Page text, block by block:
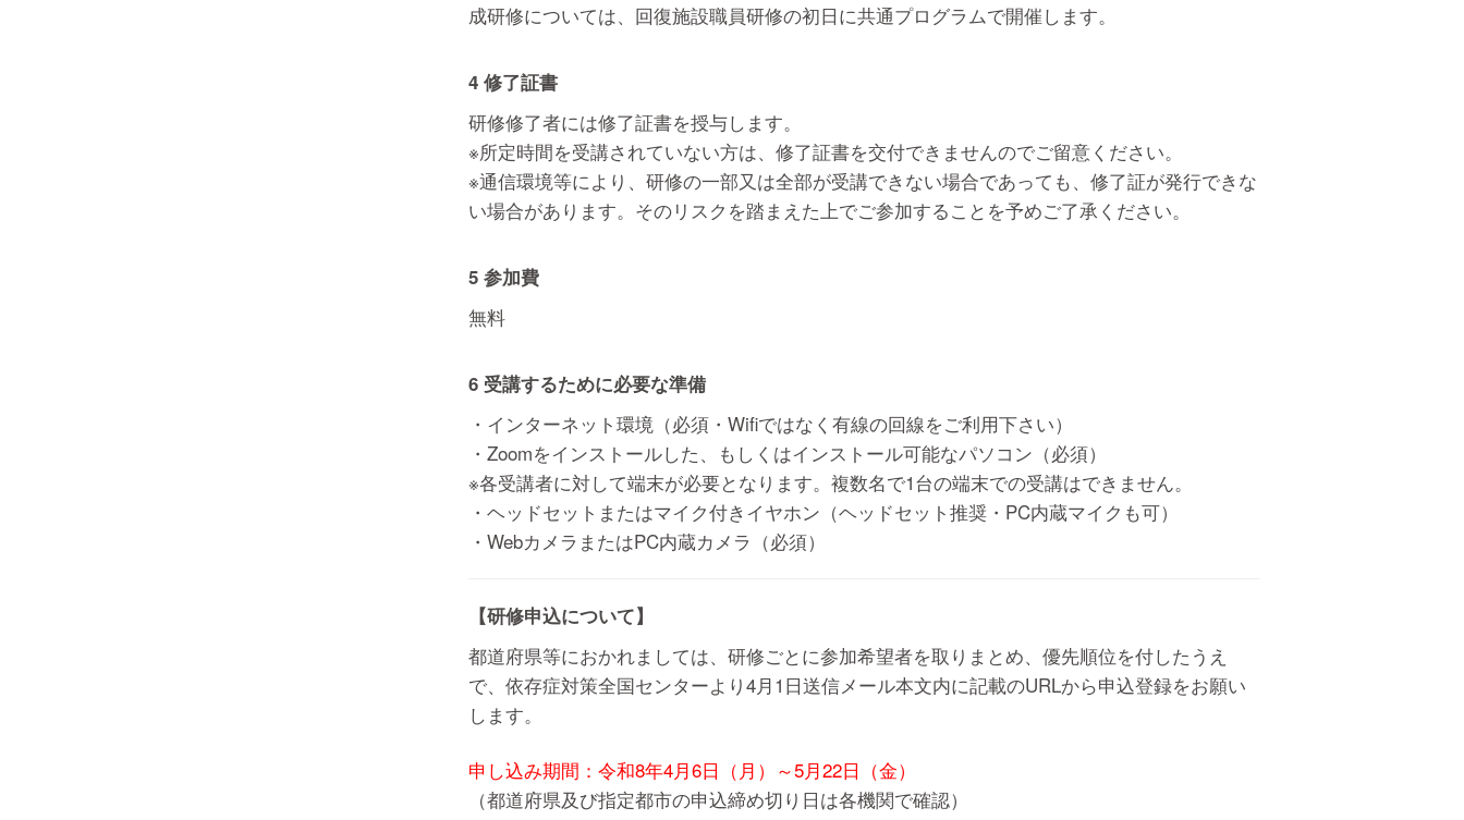
成研修については、回復施設職員研修の初日に共通プログラムで開催します。
4 修了証書
研修修了者には修了証書を授与します。
※所定時間を受講されていない方は、修了証書を交付できませんのでご留意ください。
※通信環境等により、研修の一部又は全部が受講できない場合であっても、修了証が発行できな
い場合があります。そのリスクを踏まえた上でご参加することを予めご了承ください。
5 参加費
無料
6 受講するために必要な準備
・インターネット環境（必須・Wifiではなく有線の回線をご利用下さい）
・Zoomをインストールした、もしくはインストール可能なパソコン（必須）
※各受講者に対して端末が必要となります。複数名で1台の端末での受講はできません。
・ヘッドセットまたはマイク付きイヤホン（ヘッドセット推奨・PC内蔵マイクも可）
・WebカメラまたはPC内蔵カメラ（必須）
【研修申込について】
都道府県等におかれましては、研修ごとに参加希望者を取りまとめ、優先順位を付したうえ
で、依存症対策全国センターより4月1日送信メール本文内に記載のURLから申込登録をお願い
します。
申し込み期間：令和8年4月6日（月）～5月22日（金）
（都道府県及び指定都市の申込締め切り日は各機関で確認）